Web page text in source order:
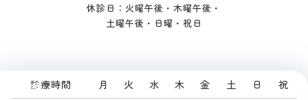
休診日：火曜午後・木曜午後・
土曜午後・日曜・祝日
診療
診療時間 月 火 水 木 金 土 日 祝